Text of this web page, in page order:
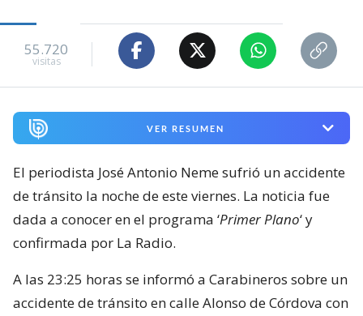
55.720
visitas
VER RESUMEN
El periodista José Antonio Neme sufrió un accidente
de tránsito la noche de este viernes. La noticia fue
dada a conocer en el programa ‘Primer Plano‘ y
confirmada por La Radio.
A las 23:25 horas se informó a Carabineros sobre un
accidente de tránsito en calle Alonso de Córdova con